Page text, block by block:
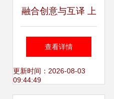
融合创意与互译 上
海市徐汇的翻译与
设计服务新风尚
查看详情
更新时间：2026-08-03
09:44:49